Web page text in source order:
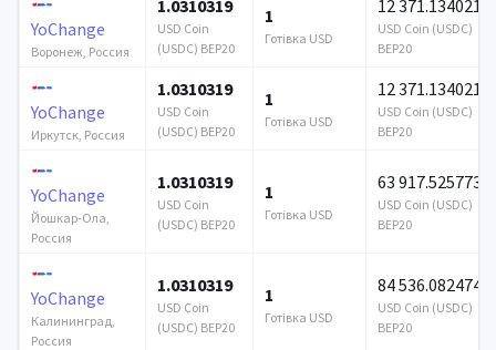
YoChange
Воронеж, Россия
1.0310319
USD Coin
(USDC) BEP20
1
Готівка USD
12 371.134021
USD Coin (USDC)
BEP20
YoChange
Иркутск, Россия
1.0310319
USD Coin
(USDC) BEP20
1
Готівка USD
12 371.134021
USD Coin (USDC)
BEP20
YoChange
Йошкар-Ола,
Россия
1.0310319
USD Coin
(USDC) BEP20
1
Готівка USD
63 917.525773
USD Coin (USDC)
BEP20
YoChange
Калининград,
Россия
1.0310319
USD Coin
(USDC) BEP20
1
Готівка USD
84 536.082474
USD Coin (USDC)
BEP20